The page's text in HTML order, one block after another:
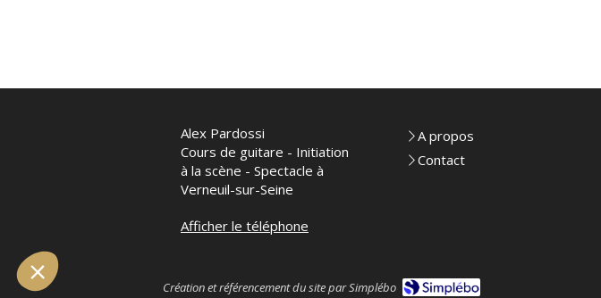
Alex Pardossi
Cours de guitare - Initiation
à la scène - Spectacle à
Verneuil-sur-Seine
Afficher le téléphone
A propos
Contact
Création et référencement du site par Simplébo